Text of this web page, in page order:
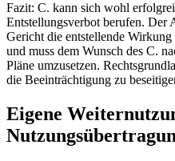
Fazit: C. kann sich wohl
Entstellungsverbot berufen. Der
Gericht die entstellende Wirkung
und muss dem Wunsch des C.
Pläne umzusetzen.
die Beeinträchtigung zu
Eigene